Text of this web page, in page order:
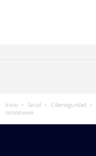
Inicio Salud Ciberseguridad
ransomware